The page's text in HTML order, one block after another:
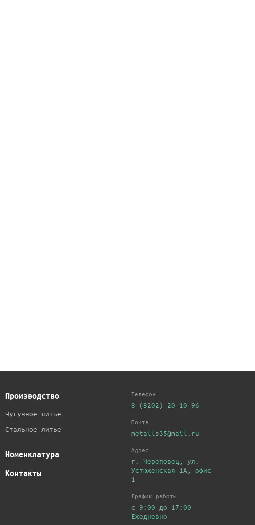
Производство
Чугунное литье
Стальное литье
Номенклатура
Контакты
Телефон
8 (8202) 20-10-96
Почта
metalls35@mail.ru
Адрес
г. Череповец, ул.
Устюженская 1А, офис
1
График работы
с 9:00 до 17:00
Ежедневно